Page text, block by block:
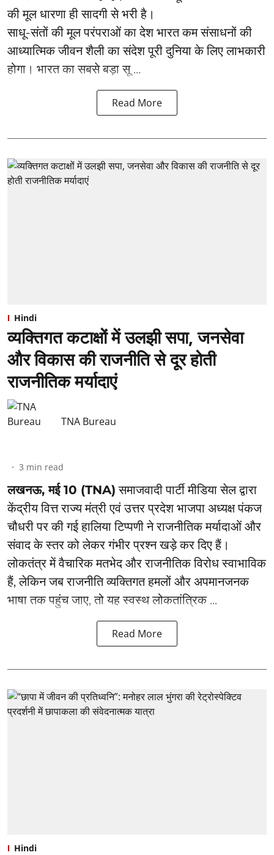
की मूल धारणा ही सादगी से भरी है।
साधू-संतों की मूल परंपराओं का देश भारत कम संसाधनों की
आध्यात्मिक जीवन शैली का संदेश पूरी दुनिया के लिए लाभकारी
होगा। भारत का सबसे बड़ा सू ...
Read More
Hindi
व्यक्तिगत कटाक्षों में उलझी सपा, जनसेवा
और विकास की राजनीति से दूर होती
राजनीतिक मर्यादाएं
TNA Bureau
3 min read
लखनऊ, मई 10 (TNA) समाजवादी पार्टी मीडिया सेल द्वारा
केंद्रीय वित्त राज्य मंत्री एवं उत्तर प्रदेश भाजपा अध्यक्ष पंकज
चौधरी पर की गई हालिया टिप्पणी ने राजनीतिक मर्यादाओं और
संवाद के स्तर को लेकर गंभीर प्रश्न खड़े कर दिए हैं।
लोकतंत्र में वैचारिक मतभेद और राजनीतिक विरोध स्वाभाविक
हैं, लेकिन जब राजनीति व्यक्तिगत हमलों और अपमानजनक
भाषा तक पहुंच जाए, तो यह स्वस्थ लोकतांत्रिक ...
Read More
Hindi